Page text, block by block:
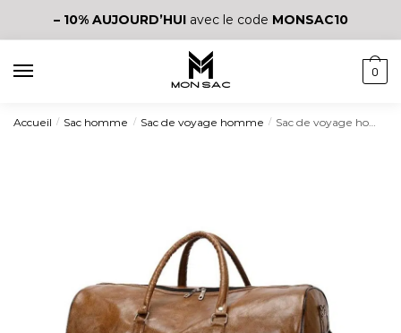
– 10% AUJOURD’HUIavec le code MONSAC10
0
Accueil / Sac homme / Sac de voyage homme / Sac de voyage homme élégant